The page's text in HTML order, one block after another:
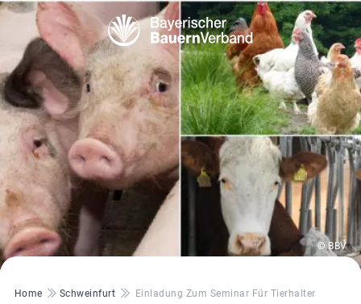
© BBV
Pfadnavigation
Home Schweinfurt Einladung Zum Seminar Für Tierhalter